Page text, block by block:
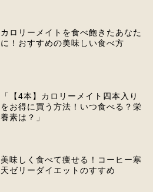
カロリーメイトを食べ飽きたあなた
に！おすすめの美味しい食べ方
「【4本】カロリーメイト四本入り
をお得に買う方法！いつ食べる？栄
養素は？」
美味しく食べて痩せる！コーヒー寒
天ゼリーダイエットのすすめ